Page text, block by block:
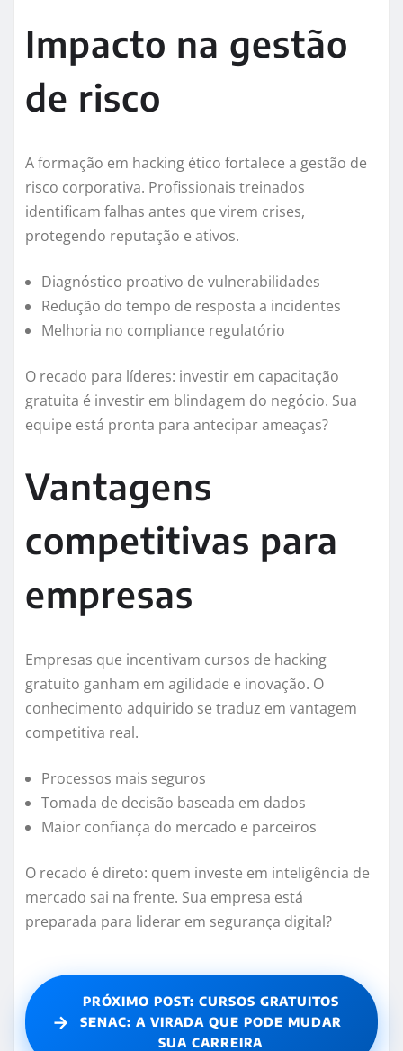
Impacto na gestão
de risco
A formação em hacking ético fortalece a gestão de
risco corporativa. Profissionais treinados
identificam falhas antes que virem crises,
protegendo reputação e ativos.
Diagnóstico proativo de vulnerabilidades
Redução do tempo de resposta a incidentes
Melhoria no compliance regulatório
O recado para líderes: investir em capacitação
gratuita é investir em blindagem do negócio. Sua
equipe está pronta para antecipar ameaças?
Vantagens
competitivas para
empresas
Empresas que incentivam cursos de hacking
gratuito ganham em agilidade e inovação. O
conhecimento adquirido se traduz em vantagem
competitiva real.
Processos mais seguros
Tomada de decisão baseada em dados
Maior confiança do mercado e parceiros
O recado é direto: quem investe em inteligência de
mercado sai na frente. Sua empresa está
preparada para liderar em segurança digital?
→
PRÓXIMO POST: CURSOS GRATUITOS
SENAC: A VIRADA QUE PODE MUDAR
SUA CARREIRA